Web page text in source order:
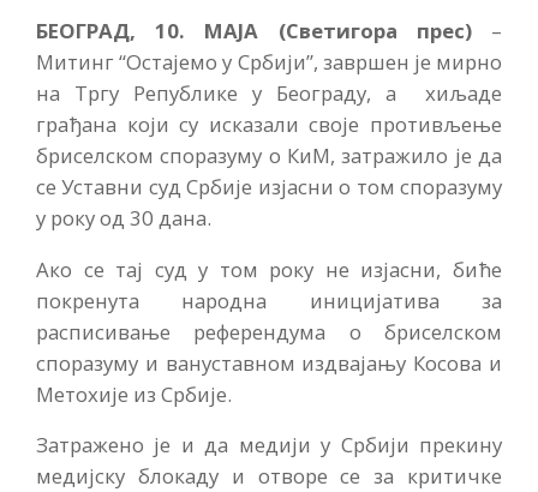
БЕОГРАД, 10. МАЈА (Светигора прес)–
Митинг “Остајемо у Србији”, завршен је мирно
на Тргу Републике у Београду, а хиљаде
грађана који су исказали своје противљење
бриселском споразуму о КиМ, затражило је да
се Уставни суд Србије изјасни о том споразуму
у року од 30 дана.
Ако се тај суд у том року не изјасни, биће
покренута народна иницијатива за
расписивање референдума о бриселском
споразуму и вануставном издвајању Косова и
Метохије из Србије.
Затражено је и да медији у Србији прекину
медијску блокаду и отворе се за критичке